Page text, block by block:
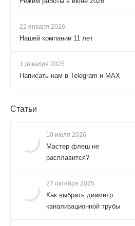
22 января 2026
Нашей компании 11 лет
1 декабря 2025
Написать нам в Telegram и MAX
Статьи
10 июля 2026
Мастер флеш не
расплавится?
27 октября 2025
Как выбрать диаметр
канализационной трубы